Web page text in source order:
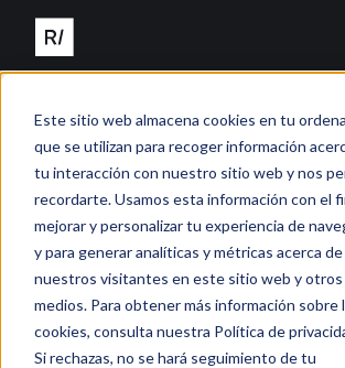
Este sitio web almacena cookies en tu
que se utilizan para recoger información
tu interacción con nuestro sitio web y nos
recordarte. Usamos esta información con el
mejorar y personalizar tu experiencia de
y para generar analíticas y métricas acerca de
nuestros visitantes en este sitio web y otros
medios. Para obtener más información sobre
cookies, consulta nuestra Política de
Si rechazas, no se hará seguimiento de tu